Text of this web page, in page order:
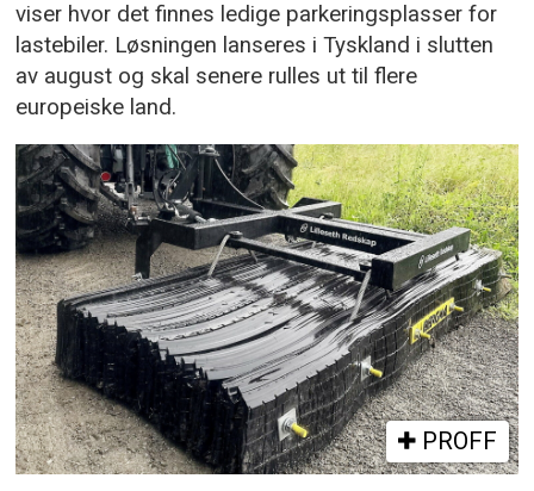
viser hvor det finnes ledige parkeringsplasser for
lastebiler. Løsningen lanseres i Tyskland i slutten
av august og skal senere rulles ut til flere
europeiske land.
PROFF